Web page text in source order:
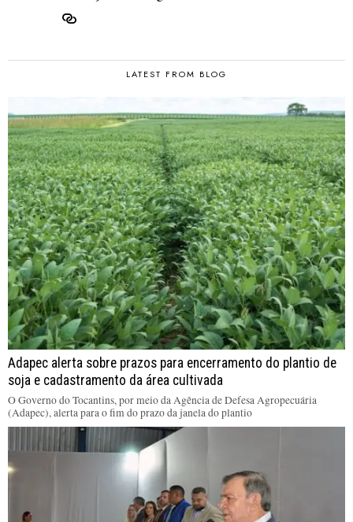
LATEST FROM BLOG
Adapec alerta sobre prazos para encerramento do plantio de
soja e cadastramento da área cultivada
O Governo do Tocantins, por meio da Agência de Defesa Agropecuária
(Adapec), alerta para o fim do prazo da janela do plantio